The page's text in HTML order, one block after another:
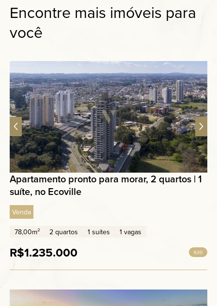
Encontre mais imóveis para
você
Apartamento pronto para morar, 2 quartos | 1
suíte, no Ecoville
Venda
78,00m² 2 quartos 1 suítes 1 vagas
R$1.235.000 630